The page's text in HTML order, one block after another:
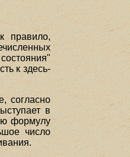
правило,
к здесь-
согласно
в
формулу
число